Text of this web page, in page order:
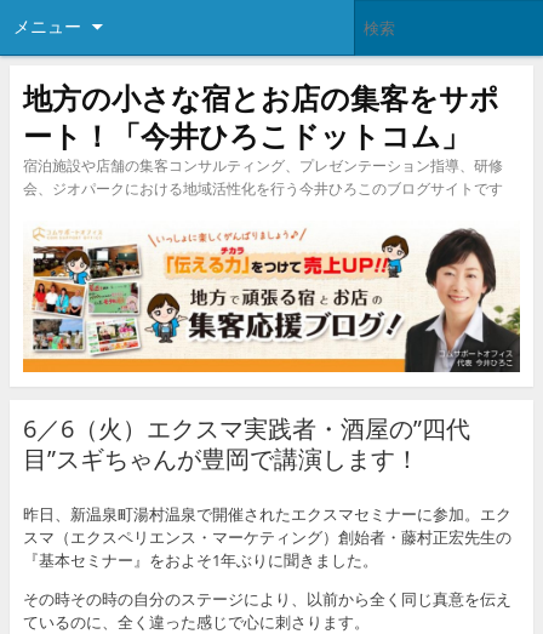
メニュー
地方の小さな宿とお店の集客をサポ
ート！「今井ひろこドットコム」
宿泊施設や店舗の集客コンサルティング、プレゼンテーション指導、研修
会、ジオパークにおける地域活性化を行う今井ひろこのブログサイトです
6／6（火）エクスマ実践者・酒屋の”四代
目”スギちゃんが豊岡で講演します！
昨日、新温泉町湯村温泉で開催されたエクスマセミナーに参加。エク
スマ（エクスペリエンス・マーケティング）創始者・藤村正宏先生の
『基本セミナー』をおよそ1年ぶりに聞きました。
その時その時の自分のステージにより、以前から全く同じ真意を伝え
ているのに、全く違った感じで心に刺さります。